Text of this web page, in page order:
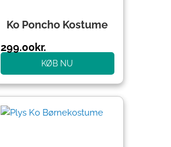
Ko Poncho Kostume
299.00kr.
KØB NU